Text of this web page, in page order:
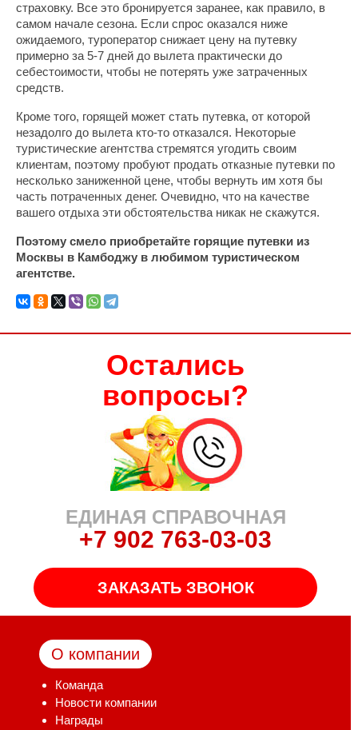
страховку. Все это бронируется заранее, как правило, в
самом начале сезона. Если спрос оказался ниже
ожидаемого, туроператор снижает цену на путевку
примерно за 5-7 дней до вылета практически до
себестоимости, чтобы не потерять уже затраченных
средств.
Кроме того, горящей может стать путевка, от которой
незадолго до вылета кто-то отказался. Некоторые
туристические агентства стремятся угодить своим
клиентам, поэтому пробуют продать отказные путевки по
несколько заниженной цене, чтобы вернуть им хотя бы
часть потраченных денег. Очевидно, что на качестве
вашего отдыха эти обстоятельства никак не скажутся.
Поэтому смело приобретайте горящие путевки из
Москвы в Камбоджу в любимом туристическом
агентстве.
Остались
вопросы?
ЕДИНАЯ СПРАВОЧНАЯ
+7 902 763-03-03
ЗАКАЗАТЬ ЗВОНОК
О компании
Команда
Новости компании
Награды